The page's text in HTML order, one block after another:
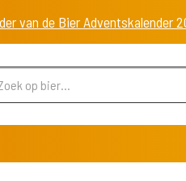
van de Bier